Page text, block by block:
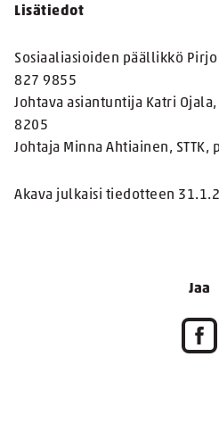
Lisätiedot
Sosiaaliasioiden päällikkö Pirjo
827 9855
Johtava asiantuntija Katri
8205
Johtaja Minna Ahtiainen, STTK,
Akava julkaisi tiedotteen
Jaa